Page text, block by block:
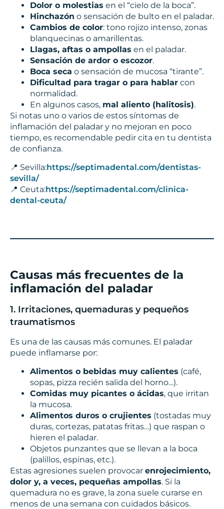
Dolor o molestias en el “cielo de la boca”.
Hinchazón o sensación de bulto en el paladar.
Cambios de color: tono rojizo intenso, zonas
blanquecinas o amarillentas.
Llagas, aftas o ampollas en el paladar.
Sensación de ardor o escozor.
Boca seca o sensación de mucosa “tirante”.
Dificultad para tragar o para hablar con
normalidad.
En algunos casos, mal aliento (halitosis).
Si notas uno o varios de estos síntomas de
inflamación del paladar y no mejoran en poco
tiempo, es recomendable pedir cita en tu dentista
de confianza.
📍 Sevilla:https://septimadental.com/dentistas-
sevilla/
📍 Ceuta:https://septimadental.com/clinica-
dental-ceuta/
Causas más frecuentes de la
inflamación del paladar
1. Irritaciones, quemaduras y pequeños
traumatismos
Es una de las causas más comunes. El paladar
puede inflamarse por:
Alimentos o bebidas muy calientes (café,
sopas, pizza recién salida del horno…).
Comidas muy picantes o ácidas, que irritan
la mucosa.
Alimentos duros o crujientes (tostadas muy
duras, cortezas, patatas fritas…) que raspan o
hieren el paladar.
Objetos punzantes que se llevan a la boca
(palillos, espinas, etc.).
Estas agresiones suelen provocar enrojecimiento,
dolor y, a veces, pequeñas ampollas. Si la
quemadura no es grave, la zona suele curarse en
menos de una semana con cuidados básicos.